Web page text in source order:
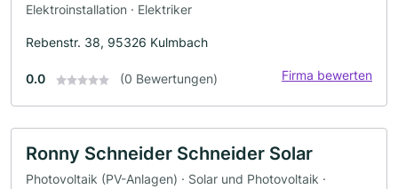
Elektroinstallation · Elektriker
Rebenstr. 38, 95326 Kulmbach
0.0 (0 Bewertungen) Firma bewerten
Ronny Schneider Schneider Solar
Photovoltaik (PV-Anlagen) · Solar und Photovoltaik ·